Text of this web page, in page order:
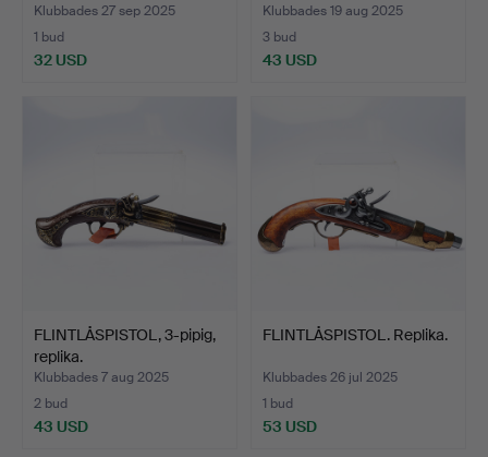
Klubbades 27 sep 2025
1 bud
32 USD
Klubbades 19 aug 2025
3 bud
43 USD
FLINTLÅSPISTOL, 3-pipig,
replika.
Klubbades 7 aug 2025
2 bud
43 USD
FLINTLÅSPISTOL. Replika.
Klubbades 26 jul 2025
1 bud
53 USD